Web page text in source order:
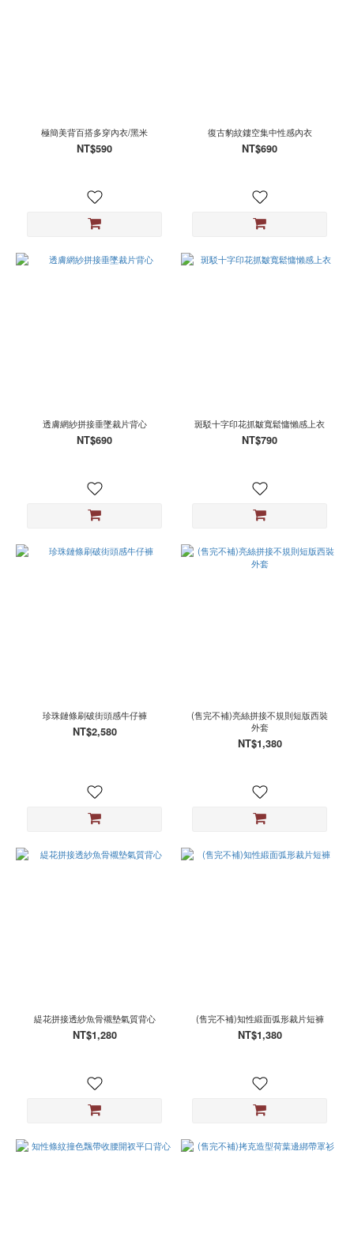
極簡美背百搭多穿內衣/黑米
NT$590
復古豹紋鏤空集中性感內衣
NT$690
透膚網紗拼接垂墜裁片背心
NT$690
斑駁十字印花抓皺寬鬆慵懶感上衣
NT$790
珍珠鏈條刷破街頭感牛仔褲
NT$2,580
(售完不補)亮絲拼接不規則短版西裝
外套
NT$1,380
緹花拼接透紗魚骨襯墊氣質背心
NT$1,280
(售完不補)知性緞面弧形裁片短褲
NT$1,380